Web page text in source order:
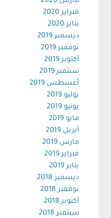
فبراير 2020
يناير 2020
ديسمبر 2019
نوفمبر 2019
أكتوبر 2019
سبتمبر 2019
أغسطس 2019
يوليو 2019
يونيو 2019
مايو 2019
أبريل 2019
مارس 2019
فبراير 2019
يناير 2019
ديسمبر 2018
نوفمبر 2018
أكتوبر 2018
سبتمبر 2018